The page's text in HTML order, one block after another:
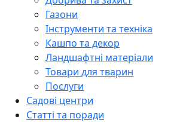
Газони
Інструменти та техніка
Кашпо та декор
Ландшафтні матеріали
Товари для тварин
Послуги
Садові центри
Статті та поради